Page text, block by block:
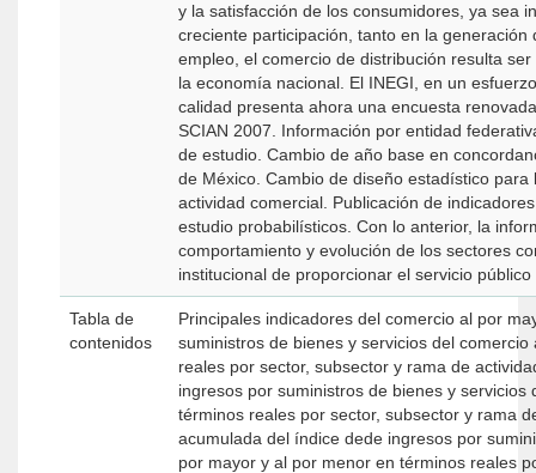
y la satisfacción de los consumidores, ya sea
creciente participación, tanto en la
empleo, el comercio de distribución resulta
la economía nacional. El INEGI, en un esfuerzo por proporcionar información con mayor
calidad presenta ahora una encuesta
SCIAN 2007. Información por entidad
de estudio. Cambio de año base en
de México. Cambio de diseño estadístico
actividad comercial. Publicación de
estudio probabilísticos. Con lo anterior, la
comportamiento y evolución de los sectores
institucional de proporcionar el servicio
Tabla de
contenidos
Principales indicadores del comercio al por mayor y al por
suministros de bienes y servicios del
reales por sector, subsector y rama de actividad Variación porcentual anual del
ingresos por suministros de bienes y
términos reales por sector, subsector y rama de actividad Variación
acumulada del índice dede ingresos por suministros de bienes y servicios del comercio al
por mayor y al por menor en términos reales por